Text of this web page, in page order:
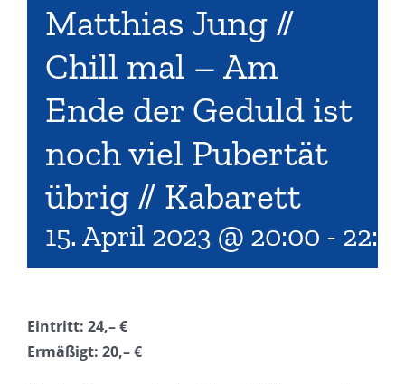
Matthias Jung //
Chill mal – Am
Ende der Geduld ist
noch viel Pubertät
übrig // Kabarett
15. April 2023 @ 20:00 -
Eintritt: 24,– €
Ermäßigt: 20,– €